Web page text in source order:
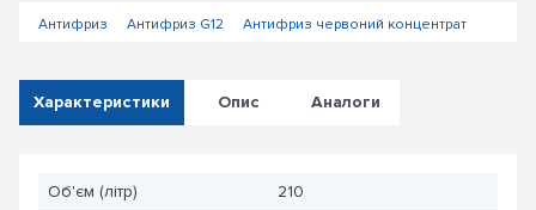
Антифриз Антифриз G12 Антифриз червоний концентрат
Характеристики Опис Аналоги
Об'єм (літр) 210